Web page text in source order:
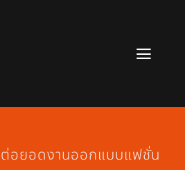
อยอดงานออกแบบแฟชั่น